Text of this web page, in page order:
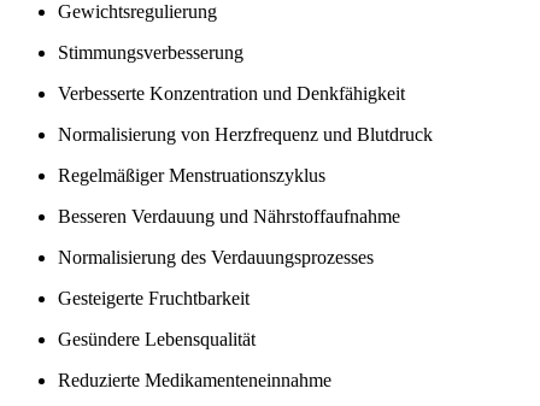
Gewichtsregulierung
Stimmungsverbesserung
Verbesserte Konzentration und Denkfähigkeit
Normalisierung von Herzfrequenz und Blutdruck
Regelmäßiger Menstruationszyklus
Besseren Verdauung und Nährstoffaufnahme
Normalisierung des Verdauungsprozesses
Gesteigerte Fruchtbarkeit
Gesündere Lebensqualität
Reduzierte Medikamenteneinnahme